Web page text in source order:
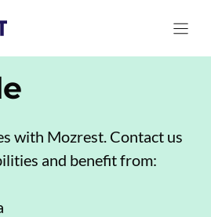
with Mozrest. Contact us
and benefit from: